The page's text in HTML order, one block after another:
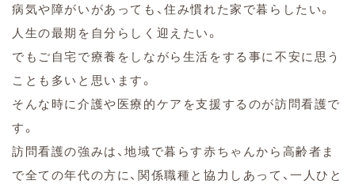
病気や障がいがあっても、住み慣れた家で暮らしたい。
人生の最期を自分らしく迎えたい。
でもご自宅で療養をしながら生活をする事に不安に思う
ことも多いと思います。
そんな時に介護や医療的ケアを支援するのが訪問看護で
す。
訪問看護の強みは、地域で暮らす赤ちゃんから高齢者ま
で全ての年代の方に、関係職種と協力しあって、一人ひと